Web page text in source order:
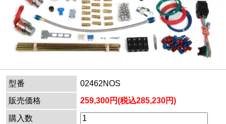
型番
02462NOS
販売価格
259,300円(税込285,230円)
購入数